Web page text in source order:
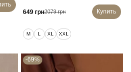
649 грн2079 грн Купить
M L XL XXL
-69%